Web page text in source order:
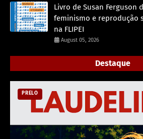
Livro de Susan Ferguson
feminismo e reprodução
na FLIPEI
August 05, 2026
Destaque
PRELO